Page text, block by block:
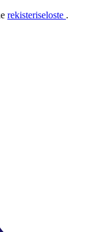
rekisteriseloste .